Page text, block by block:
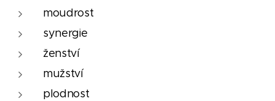
moudrost
synergie
ženství
mužství
plodnost